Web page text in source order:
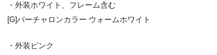
・外装ホワイト、フレーム含む
[G]バーチャロンカラー ウォームホワイト
・外装ピンク